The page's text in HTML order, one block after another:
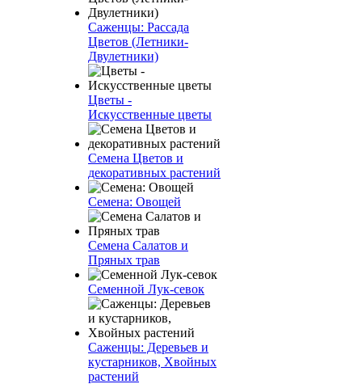
Саженцы: Рассада
Цветов (Летники-
Двулетники)
Цветы -
Искусственные цветы
Семена Цветов и
декоративных растений
Семена: Овощей
Семена Салатов и
Пряных трав
Семенной Лук-севок
Саженцы: Деревьев и
кустарников, Хвойных
растений